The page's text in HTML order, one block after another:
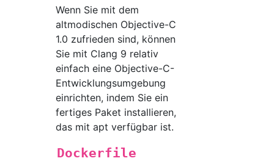
Wenn Sie mit dem
altmodischen Objective-C
1.0 zufrieden sind, können
Sie mit Clang 9 relativ
einfach eine Objective-C-
Entwicklungsumgebung
einrichten, indem Sie ein
fertiges Paket installieren,
das mit apt verfügbar ist.
Dockerfile